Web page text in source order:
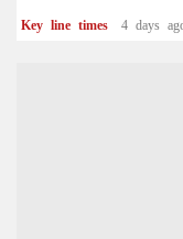
Key line times 4 days